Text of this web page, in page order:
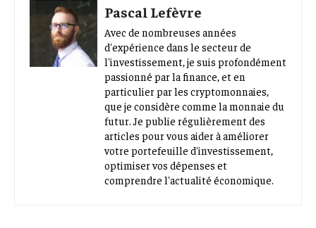
Pascal Lefèvre
Avec de nombreuses années
d'expérience dans le secteur de
l'investissement, je suis profondément
passionné par la finance, et en
particulier par les cryptomonnaies,
que je considère comme la monnaie du
futur. Je publie régulièrement des
articles pour vous aider à améliorer
votre portefeuille d'investissement,
optimiser vos dépenses et
comprendre l'actualité économique.